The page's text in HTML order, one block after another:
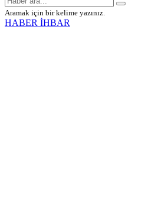
Aramak için bir kelime yazınız.
HABER İHBAR